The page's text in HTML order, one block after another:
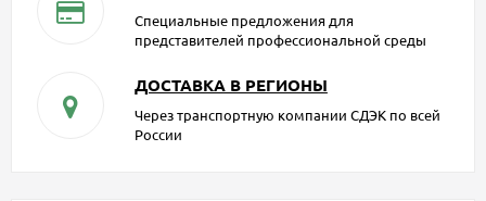
Специальные предложения для
представителей профессиональной среды
ДОСТАВКА В РЕГИОНЫ
Через транспортную компании СДЭК по всей
России